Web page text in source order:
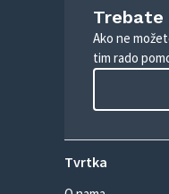
Trebate
Ako ne
tim rado
Tvrtka